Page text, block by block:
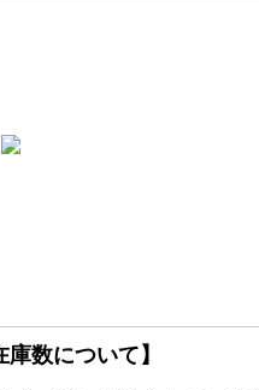
庫数について】